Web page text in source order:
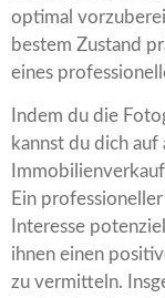
optimal
bestem Zustand
eines
Indem du die
kannst du dich
Ein
Interesse
ihnen einen
zu vermitteln.